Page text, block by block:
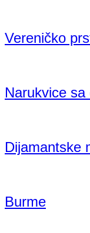
Vereničko
Narukvice
Dijamantske
Burme